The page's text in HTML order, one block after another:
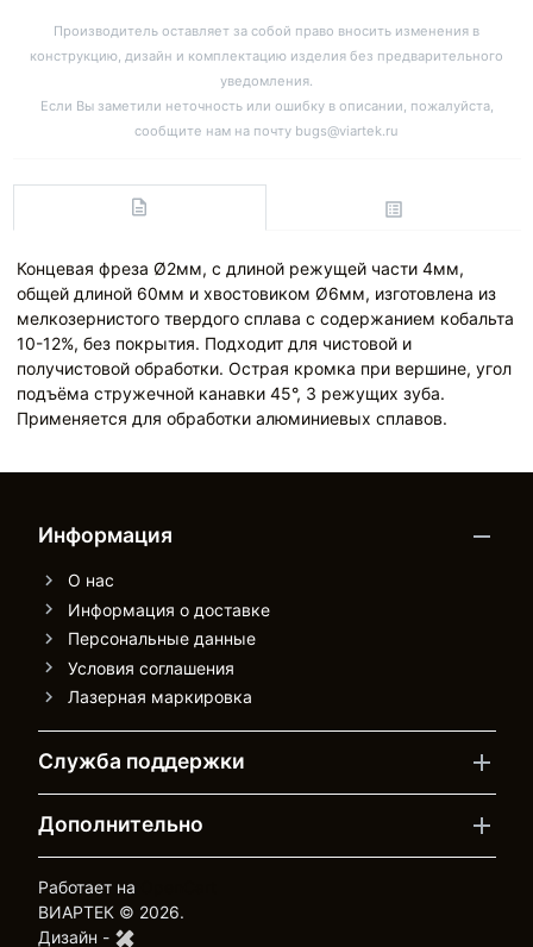
Производитель оставляет за собой право вносить изменения в
конструкцию, дизайн и комплектацию изделия без предварительного
уведомления.
Если Вы заметили неточность или ошибку в описании, пожалуйста,
сообщите нам на почту bugs@viartek.ru
Концевая фреза Ø2мм, с длиной режущей части 4мм,
общей длиной 60мм и хвостовиком Ø6мм, изготовлена из
мелкозернистого твердого сплава с содержанием кобальта
10-12%, без покрытия. Подходит для чистовой и
получистовой обработки. Острая кромка при вершине, угол
подъёма стружечной канавки 45°, 3 режущих зуба.
Применяется для обработки алюминиевых сплавов.
Информация
О нас
Информация о доставке
Персональные данные
Условия соглашения
Лазерная маркировка
Служба поддержки
Дополнительно
Работает на
ВИАРТЕК © 2026.
Дизайн -